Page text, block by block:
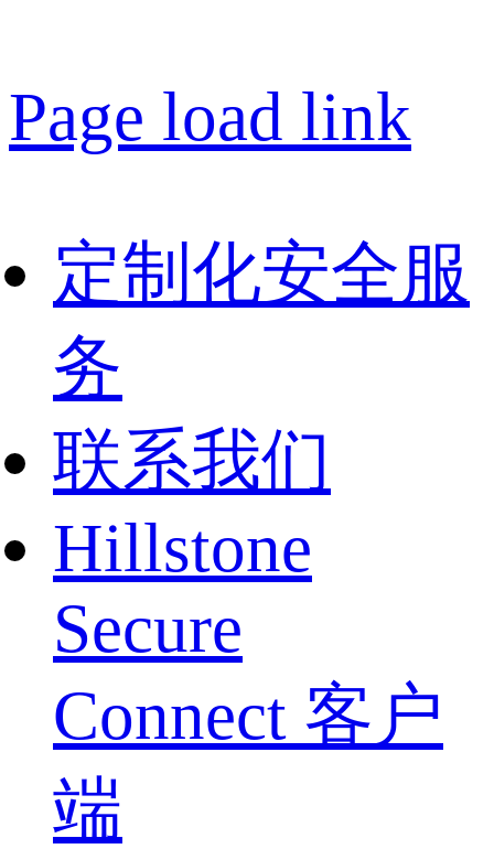
Page load link
定制化安全服
务
联系我们
Hillstone
Secure
Connect 客户
端